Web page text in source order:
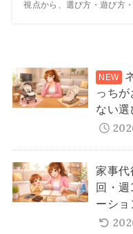
視点から、選び方・遊び方・
っち
ない選
家事代
回・週
ーショ